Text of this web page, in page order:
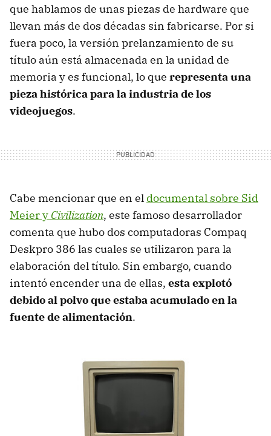
que hablamos de unas piezas de hardware que
llevan más de dos décadas sin fabricarse. Por si
fuera poco, la versión prelanzamiento de su
título aún está almacenada en la unidad de
memoria y es funcional, lo que representa una
pieza histórica para la industria de los
videojuegos.
Cabe mencionar que en el documental sobre Sid
Meier y Civilization, este famoso desarrollador
comenta que hubo dos computadoras Compaq
Deskpro 386 las cuales se utilizaron para la
elaboración del título. Sin embargo, cuando
intentó encender una de ellas, esta explotó
debido al polvo que estaba acumulado en la
fuente de alimentación.